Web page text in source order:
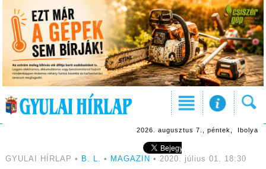
2026. augusztus 7., péntek, Ibolya
GYULAI HÍRLAP • B. L. • MAGAZIN • 2020. július 01. 18:30